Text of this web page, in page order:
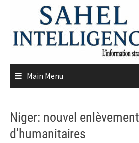
content
Main Menu
Niger: nouvel enlèvement
d’humanitaires